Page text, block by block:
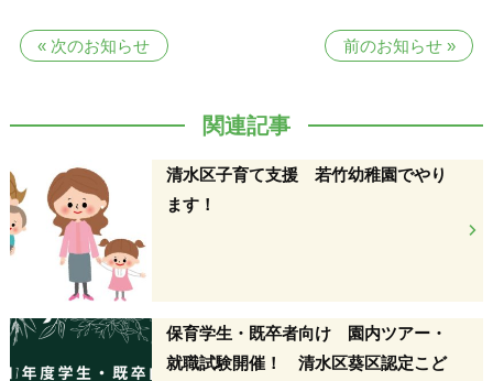
前のお知らせ»
« 次のお知らせ
関連記事
清水区子育て支援 若竹幼稚園でやり
ます！
保育学生・既卒者向け 園内ツアー・
就職試験開催！ 清水区葵区認定こど